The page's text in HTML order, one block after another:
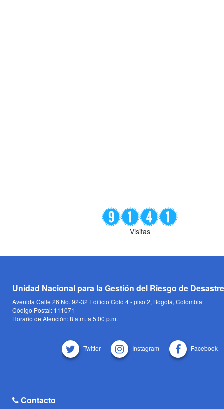
Visitas
Unidad Nacional para la Gestión del Riesgo de
Avenida Calle 26 No. 92-32 Edificio Gold 4 - piso 2, Bogotá, Colombia
Código Postal: 111071
Horario de Atención: 8 a.m. a 5:00 p.m.
Twitter Instagram Facebook
Contacto